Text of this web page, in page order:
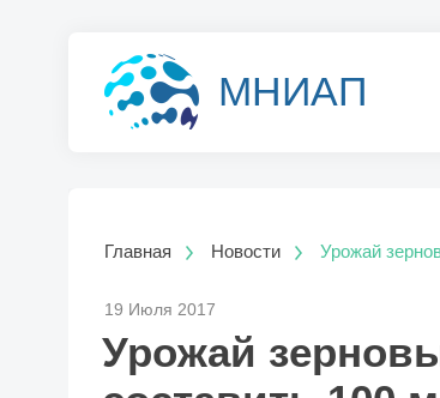
МНИАП
Главная Новости Урожай
19 Июля 2017
Урожай